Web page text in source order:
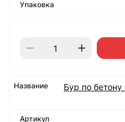
Бур по бетону